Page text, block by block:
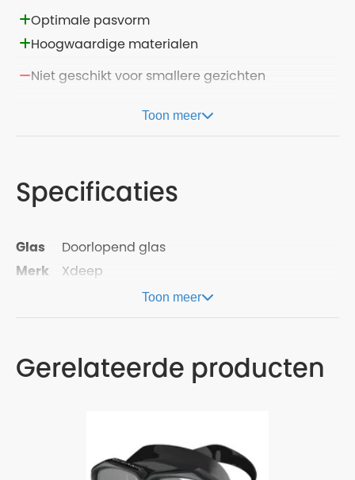
Optimale pasvorm
Hoogwaardige materialen
Niet geschikt voor smallere gezichten
Toon meer
Specificaties
Glas
Doorlopend glas
Merk
Xdeep
Toon meer
Gerelateerde producten